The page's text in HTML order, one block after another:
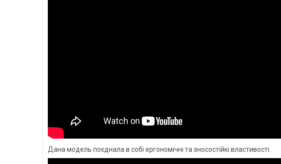
Дана модель поєднала в собі ергономічні та зносостійкі властивості.